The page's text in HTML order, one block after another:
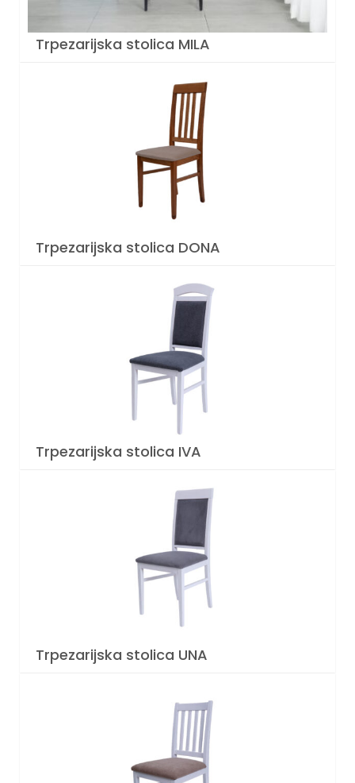
Trpezarijska stolica MILA
Trpezarijska stolica DONA
Trpezarijska stolica IVA
Trpezarijska stolica UNA